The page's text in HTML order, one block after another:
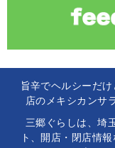
旨辛でヘルシーだ
店のメキシカンサ
三郷ぐらしは、埼
ト、開店・閉店情